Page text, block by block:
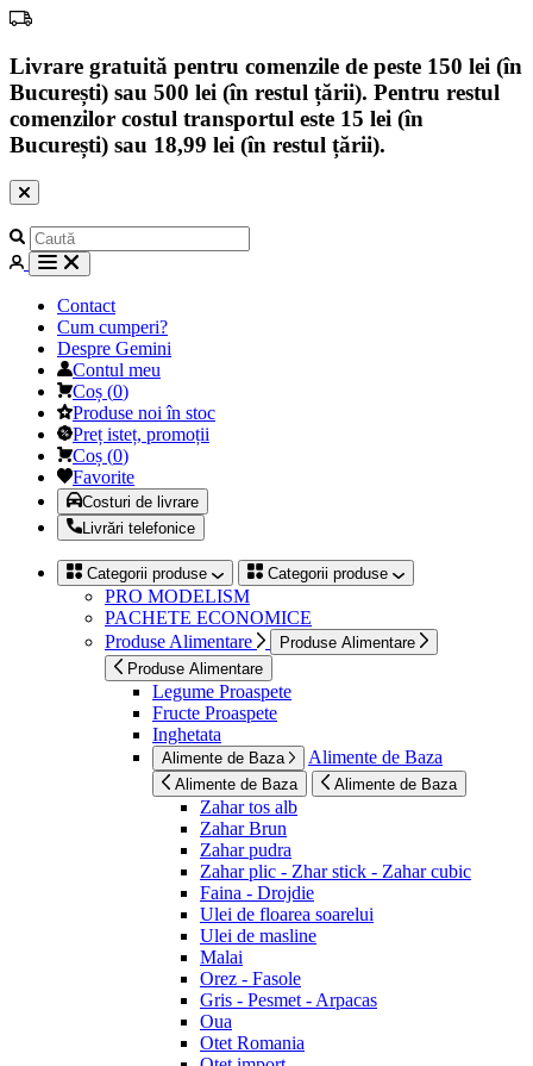
Livrare gratuită pentru comenzile de peste 150 lei (în
București) sau 500 lei (în restul țării). Pentru restul
comenzilor costul transportul este 15 lei (în
București) sau 18,99 lei (în restul țării).
Contact
Cum cumperi?
Despre Gemini
Contul meu
Coș (0)
Produse noi în stoc
Preț isteț, promoții
Coș (0)
Favorite
Costuri de livrare
Livrări telefonice
Categorii produse Categorii produse
PRO MODELISM
PACHETE ECONOMICE
Produse Alimentare
Produse Alimentare
Produse Alimentare
Legume Proaspete
Fructe Proaspete
Inghetata
Alimente de Baza Alimente de Baza
Alimente de Baza Alimente de Baza
Zahar tos alb
Zahar Brun
Zahar pudra
Zahar plic - Zhar stick - Zahar cubic
Faina - Drojdie
Ulei de floarea soarelui
Ulei de masline
Malai
Orez - Fasole
Gris - Pesmet - Arpacas
Oua
Otet Romania